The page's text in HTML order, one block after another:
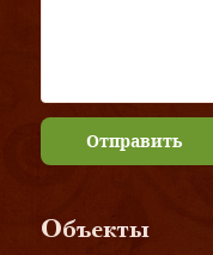
Отправить
Объекты